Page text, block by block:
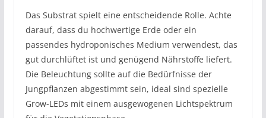
Das Substrat spielt eine entscheidende Rolle. Achte
darauf, dass du hochwertige Erde oder ein
passendes hydroponisches Medium verwendest, das
gut durchlüftet ist und genügend Nährstoffe liefert.
Die Beleuchtung sollte auf die Bedürfnisse der
Jungpflanzen abgestimmt sein, ideal sind spezielle
Grow-LEDs mit einem ausgewogenen Lichtspektrum